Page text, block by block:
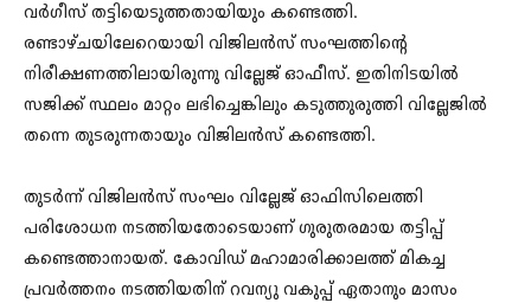
വർഗീസ് തട്ടിയെടുത്തതായിയും കണ്ടെത്തി.
രണ്ടാഴ്ചയിലേറെയായി വിജിലൻസ് സംഘത്തിന്റെ
നിരീക്ഷണത്തിലായിരുന്നു വില്ലേജ് ഓഫീസ്. ഇതിനിടയിൽ
സജിക്ക് സ്ഥലം മാറ്റം ലഭിച്ചെങ്കിലും കടുത്തുരുത്തി വില്ലേജിൽ
തന്നെ തുടരുന്നതായും വിജിലൻസ് കണ്ടെത്തി.
തുടർന്ന് വിജിലൻസ് സംഘം വില്ലേജ് ഓഫിസിലെത്തി
പരിശോധന നടത്തിയതോടെയാണ് ഗുരുതരമായ തട്ടിപ്പ്
കണ്ടെത്താനായത്. കോവിഡ് മഹാമാരിക്കാലത്ത് മികച്ച
പ്രവർത്തനം നടത്തിയതിന് റവന്യു വകുപ്പ് ഏതാനും മാസം